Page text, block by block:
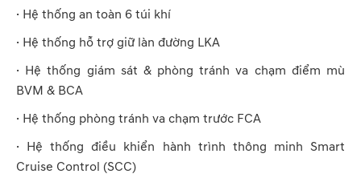
· Hệ thống an toàn 6 túi khí
· Hệ thống hỗ trợ giữ làn đường LKA
· Hệ thống giám sát & phòng tránh va chạm điểm mù
BVM & BCA
· Hệ thống phòng tránh va chạm trước FCA
· Hệ thống điều khiển hành trình thông minh Smart
Cruise Control (SCC)